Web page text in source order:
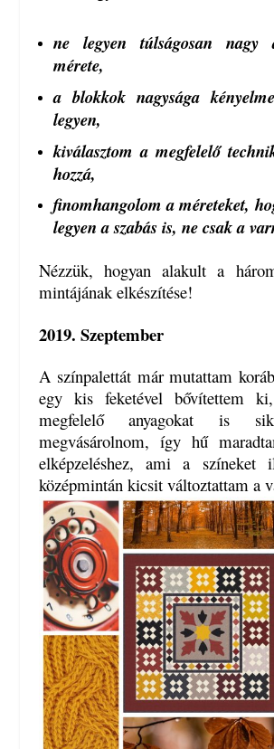
ne legyen túlságosan
mérete,
a blokkok nagysága
legyen,
kiválasztom a megfelelő
hozzá,
finomhangolom a méreteket,
legyen a szabás is, ne csak a
Nézzük, hogyan alakult a
mintájának elkészítése!
2019. Szeptember
A színpalettát már mutattam
egy kis feketével bővítettem
megfelelő anyagokat is
megvásárolnom, így hű
elképzeléshez, ami a színeket
középmintán kicsit változtattam a